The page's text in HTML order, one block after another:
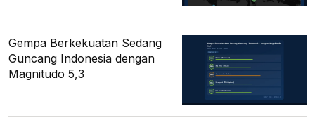
Gempa Berkekuatan Sedang
Guncang Indonesia dengan
Magnitudo 5,3